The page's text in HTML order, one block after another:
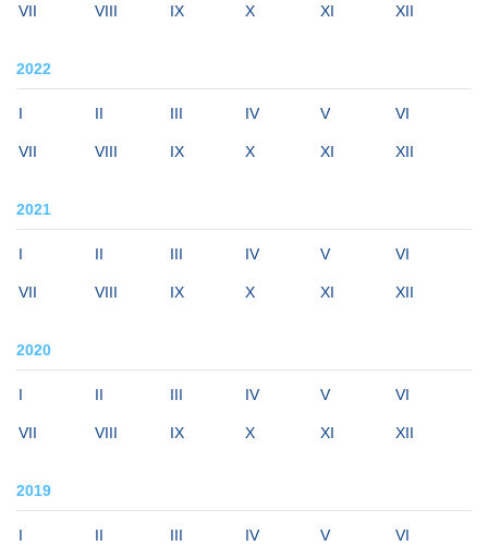
VII VIII IX X XI XII
2022
I II III IV V VI
VII VIII IX X XI XII
2021
I II III IV V VI
VII VIII IX X XI XII
2020
I II III IV V VI
VII VIII IX X XI XII
2019
I II III IV V VI